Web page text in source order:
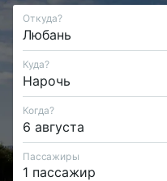
Откуда?
Куда?
Когда?
Пассажиры